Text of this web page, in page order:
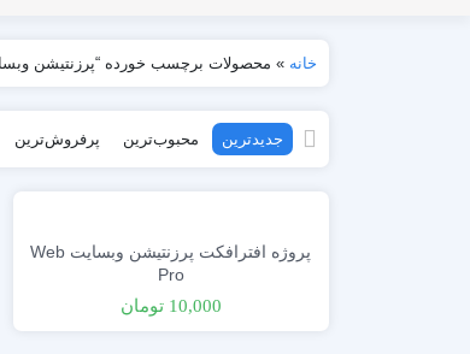
نمایش لوگو
عروسی
اسلایدشو
افتتاحیه
انیمیشن تایپوگرافی
اینفوگرافیک
خانه » محصولات برچسب خورده “پرزنتیشن
جدیدترین محبوب‌ترین پرفروش‌ترین
پروژه افترافکت پرزنتیشن وبسایت Web
Pro
10,000 تومان